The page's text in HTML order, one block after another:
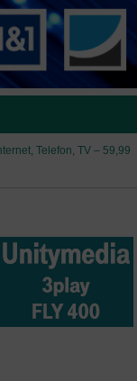
Telefon, TV – 59,99